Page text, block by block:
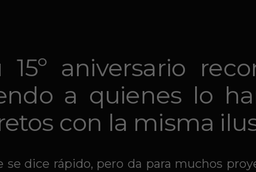
aniversario
a quienes lo
con la misma
se dice rápido, pero da para muchos